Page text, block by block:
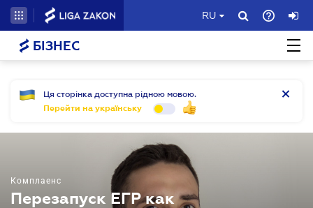
RU
БІЗНЕС
Ця сторінка доступна рідною мовою.
Перейти на українську
Комплаенс
Перезапуск ЕГР как